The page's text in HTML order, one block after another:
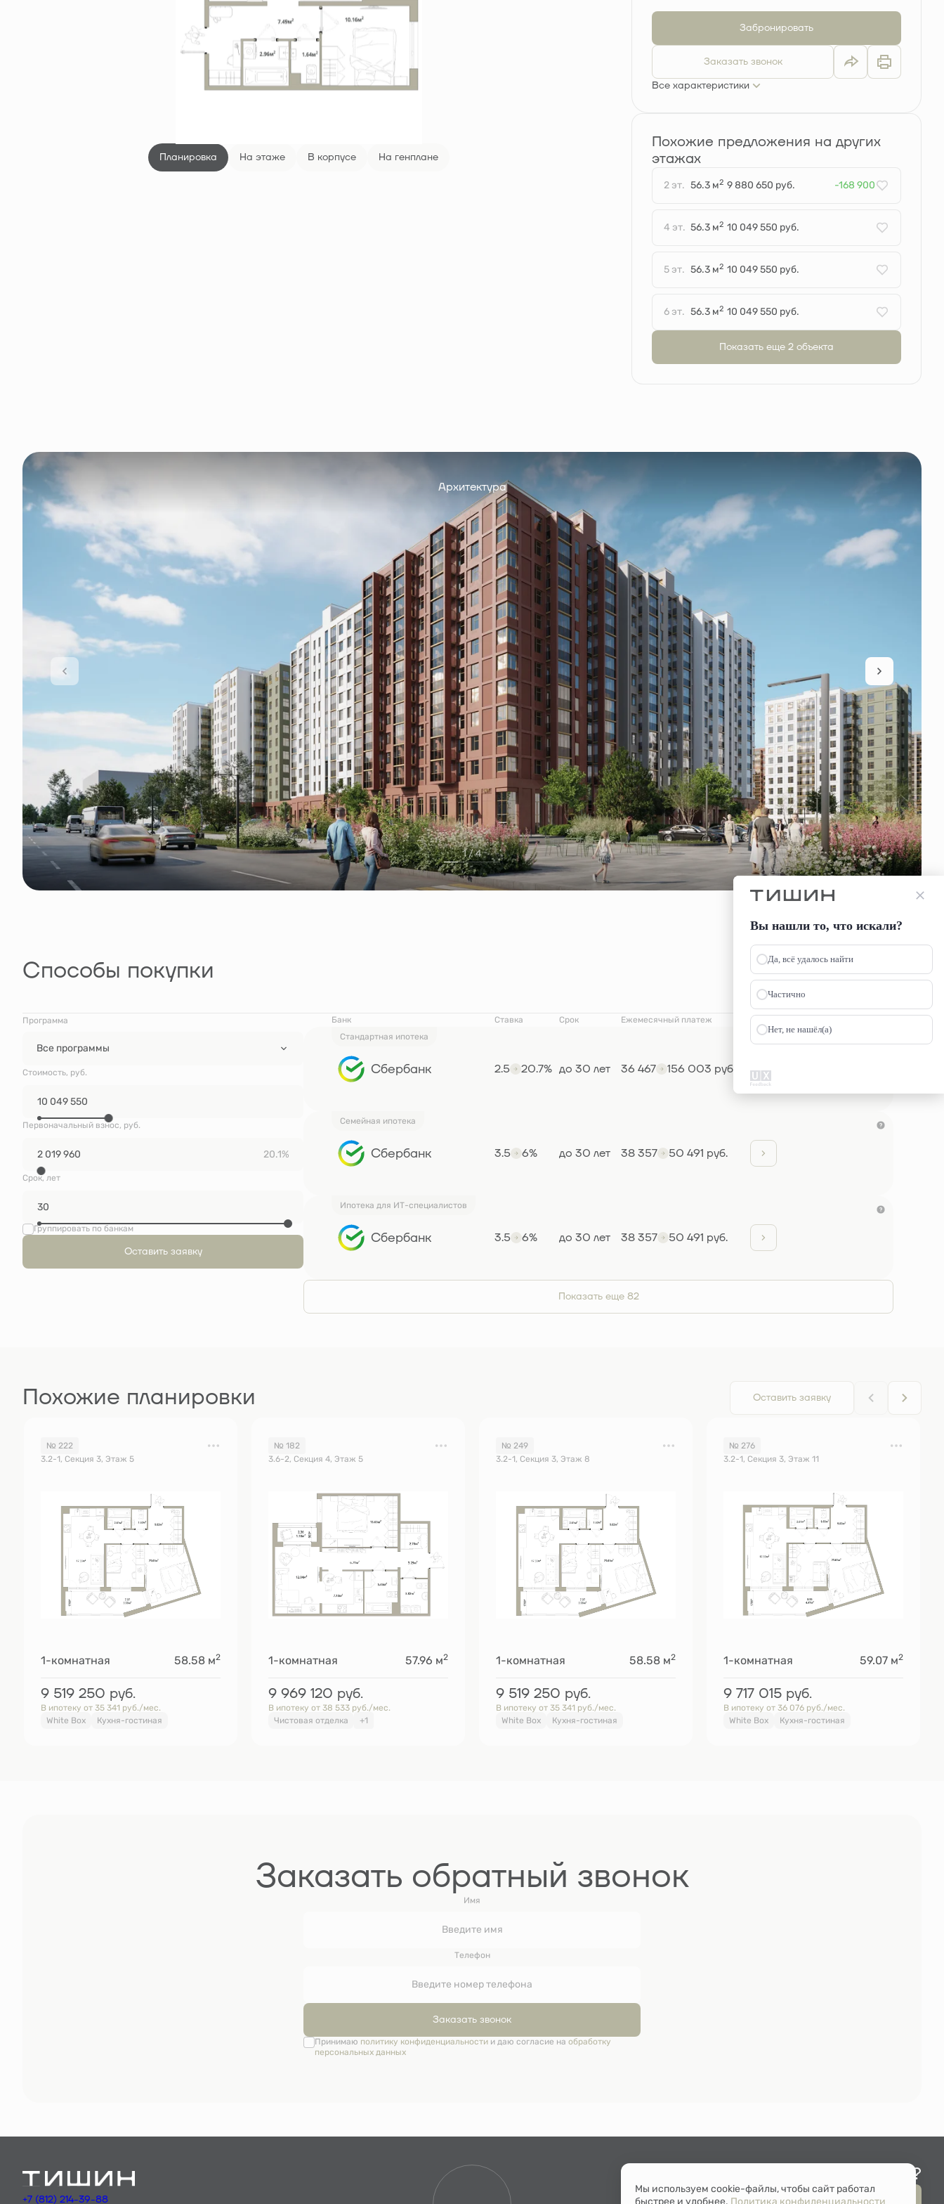
Планировка На этаже В корпусе На генплане
Забронировать
Заказать звонок
Все характеристики
Похожие предложения на других
этажах
2 эт. 56.3 м2 9 880 650 руб. -168 900
4 эт. 56.3 м2 10 049 550 руб.
5 эт. 56.3 м2 10 049 550 руб.
6 эт. 56.3 м2 10 049 550 руб.
Показать еще 2 объектa
Архитектура
1 / 4
Способы покупки
Программа
Все программы
Стоимость, руб.
Первоначальный взнос, руб.
20.1%
Срок, лет
Группировать по банкам
Оставить заявку
Банк Ставка Срок
Ежемесячный платеж
Стандартная ипотека
Сбербанк 2.5 20.7% до 30 лет 36 467 156 003 руб.
Семейная ипотека
Сбербанк 3.5 6% до 30 лет 38 357 50 491 руб.
Ипотека для ИТ-специалистов
Сбербанк 3.5 6% до 30 лет 38 357 50 491 руб.
Показать еще 82
Похожие планировки Оставить заявку
№ 222
3.2-1, Секция 3, Этаж 5
1-комнатная 58.58 м2
9 519 250 руб.
В ипотеку от 35 341 руб./мес.
White Box
Кухня-гостиная
№ 182
3.6-2, Секция 4, Этаж 5
1-комнатная 57.96 м2
9 969 120 руб.
В ипотеку от 38 533 руб./мес.
Чистовая отделка
+1
№ 249
3.2-1, Секция 3, Этаж 8
1-комнатная 58.58 м2
9 519 250 руб.
В ипотеку от 35 341 руб./мес.
White Box
Кухня-гостиная
№ 276
3.2-1, Секция 3, Этаж 11
1-комнатная 59.07 м2
9 717 015 руб.
В ипотеку от 36 076 руб./мес.
White Box
Кухня-гостиная
Заказать обратный звонок
Имя
Телефон
Заказать звонок
Принимаю политику конфиденциальностии даю согласие на обработку
персональных данных
+7 (812) 214-39-88
Остались вопросы?
Мы перезвоним
Вы нашли то, что искали?
Да, всё удалось найти
Частично
Нет, не нашёл(а)
Мы используем cookie-файлы, чтобы сайт работал